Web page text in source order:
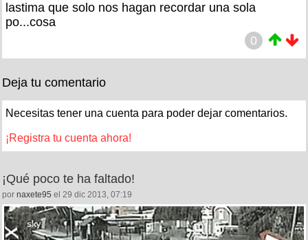
lastima que solo nos hagan recordar una sola
po...cosa
0
Deja tu comentario
Necesitas tener una cuenta para poder dejar comentarios.
¡Registra tu cuenta ahora!
¡Qué poco te ha faltado!
por naxete95 el 29 dic 2013, 07:19